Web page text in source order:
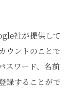
社が提供して
ウントのことで
スワード、名前
録することがで